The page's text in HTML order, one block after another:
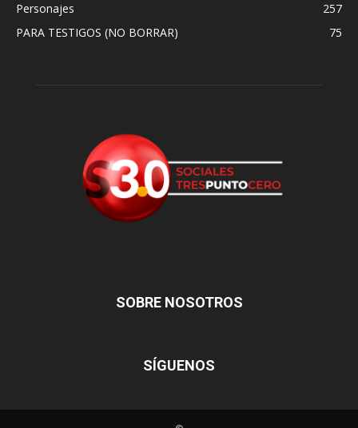
Personajes
257
PARA TESTIGOS (NO BORRAR)
75
SOBRE NOSOTROS
SÍGUENOS